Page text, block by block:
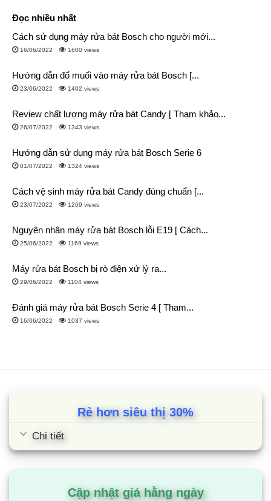
Đọc nhiều nhất
Cách sử dụng máy rửa bát Bosch cho người mới...
16/06/2022 1600 views
Hướng dẫn đổ muối vào máy rửa bát Bosch [...
23/06/2022 1402 views
Review chất lượng máy rửa bát Candy [ Tham khảo...
26/07/2022 1343 views
Hướng dẫn sử dụng máy rửa bát Bosch Serie 6
01/07/2022 1324 views
Cách vệ sinh máy rửa bát Candy đúng chuẩn [...
23/07/2022 1269 views
Nguyên nhân máy rửa bát Bosch lỗi E19 [ Cách...
25/06/2022 1169 views
Máy rửa bát Bosch bị rò điện xử lý ra...
29/06/2022 1104 views
Đánh giá máy rửa bát Bosch Serie 4 [ Tham...
16/06/2022 1037 views
Rẻ hơn siêu thị 30%
Chi tiết
Cập nhật giá hằng ngày